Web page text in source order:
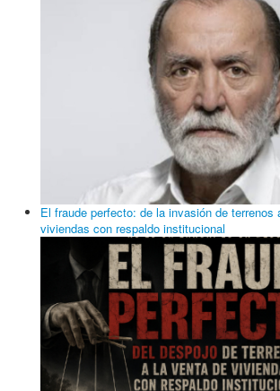
El fraude perfecto: de la invasión de terrenos
viviendas con respaldo institucional